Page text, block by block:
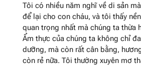
Tôi có nhiều năm nghĩ về di sản
để lại cho con cháu, và tôi thấy
quan trọng nhất mà chúng ta thừa
Ẩm thực của chúng ta không chỉ
dưỡng, mà còn rất cân bằng,
còn rẻ nữa. Tôi thường xuyên mơ